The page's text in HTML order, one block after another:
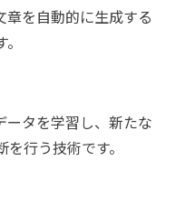
を自動的に生成する
ータを学習し、新たな
行う技術です。